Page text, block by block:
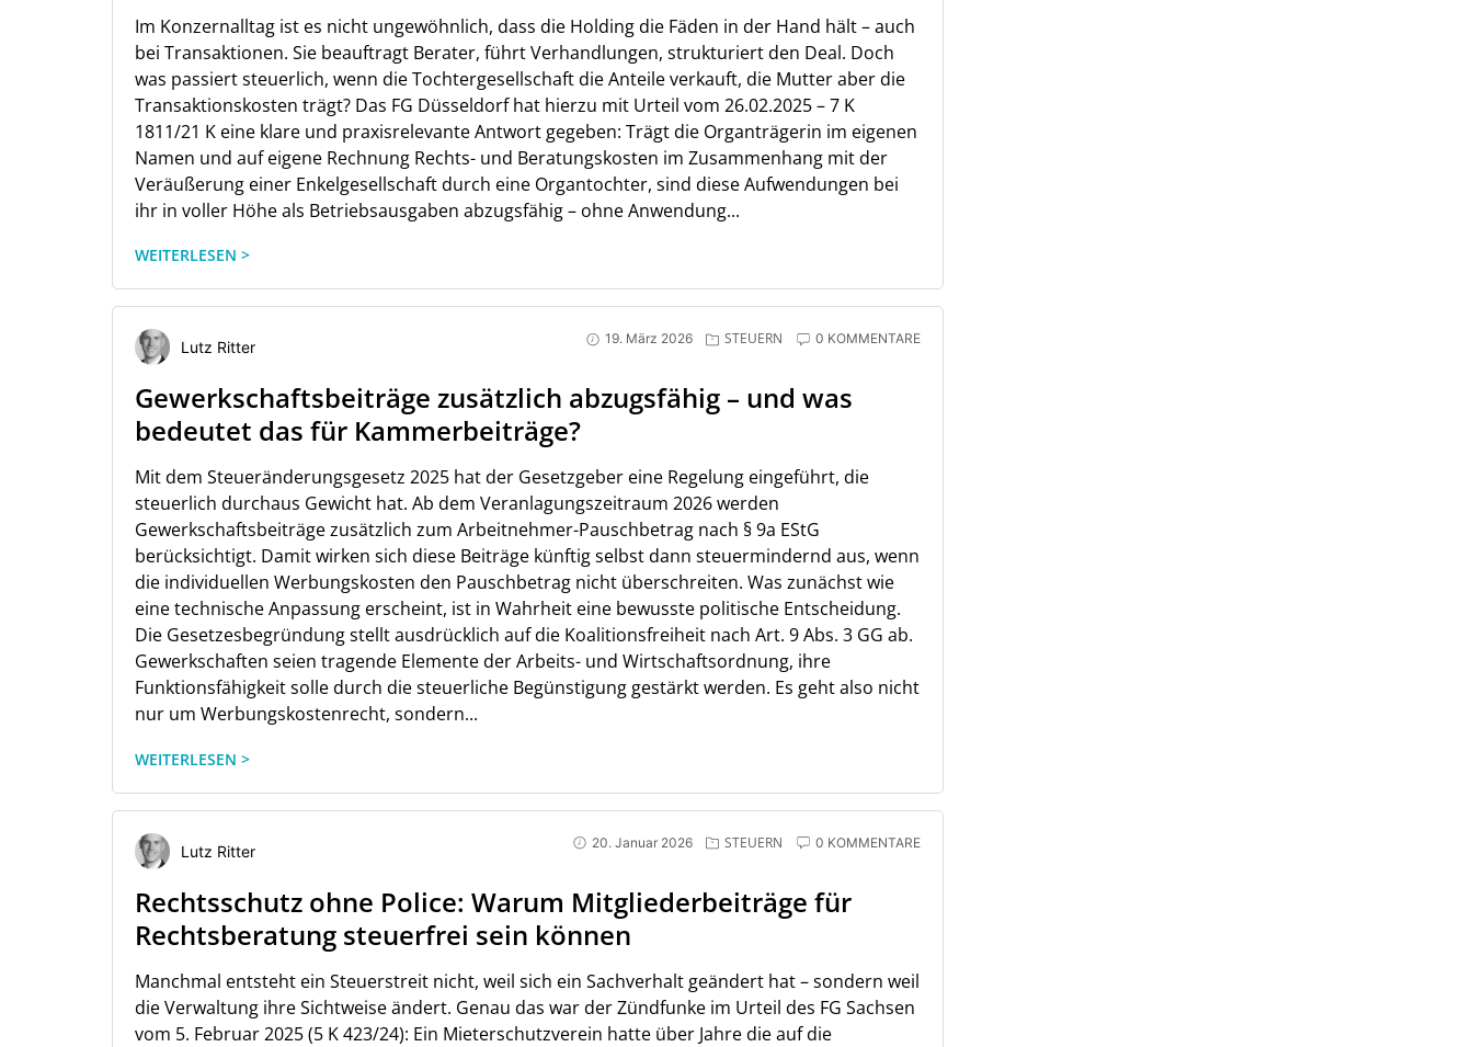
Im Konzernalltag ist es nicht ungewöhnlich, dass die Holding die Fäden in der Hand hält – auch
bei Transaktionen. Sie beauftragt Berater, führt Verhandlungen, strukturiert den Deal. Doch
was passiert steuerlich, wenn die Tochtergesellschaft die Anteile verkauft, die Mutter aber die
Transaktionskosten trägt? Das FG Düsseldorf hat hierzu mit Urteil vom 26.02.2025 – 7 K
1811/21 K eine klare und praxisrelevante Antwort gegeben: Trägt die Organträgerin im eigenen
Namen und auf eigene Rechnung Rechts- und Beratungskosten im Zusammenhang mit der
Veräußerung einer Enkelgesellschaft durch eine Organtochter, sind diese Aufwendungen bei
ihr in voller Höhe als Betriebsausgaben abzugsfähig – ohne Anwendung...
WEITERLESEN >
Lutz Ritter 0 KOMMENTARE
STEUERN
19. März 2026
Gewerkschaftsbeiträge zusätzlich abzugsfähig – und was
bedeutet das für Kammerbeiträge?
Mit dem Steueränderungsgesetz 2025 hat der Gesetzgeber eine Regelung eingeführt, die
steuerlich durchaus Gewicht hat. Ab dem Veranlagungszeitraum 2026 werden
Gewerkschaftsbeiträge zusätzlich zum Arbeitnehmer-Pauschbetrag nach § 9a EStG
berücksichtigt. Damit wirken sich diese Beiträge künftig selbst dann steuermindernd aus, wenn
die individuellen Werbungskosten den Pauschbetrag nicht überschreiten. Was zunächst wie
eine technische Anpassung erscheint, ist in Wahrheit eine bewusste politische Entscheidung.
Die Gesetzesbegründung stellt ausdrücklich auf die Koalitionsfreiheit nach Art. 9 Abs. 3 GG ab.
Gewerkschaften seien tragende Elemente der Arbeits- und Wirtschaftsordnung, ihre
Funktionsfähigkeit solle durch die steuerliche Begünstigung gestärkt werden. Es geht also nicht
nur um Werbungskostenrecht, sondern...
WEITERLESEN >
Lutz Ritter 0 KOMMENTARE
STEUERN
20. Januar 2026
Rechtsschutz ohne Police: Warum Mitgliederbeiträge für
Rechtsberatung steuerfrei sein können
Manchmal entsteht ein Steuerstreit nicht, weil sich ein Sachverhalt geändert hat – sondern weil
die Verwaltung ihre Sichtweise ändert. Genau das war der Zündfunke im Urteil des FG Sachsen
vom 5. Februar 2025 (5 K 423/24): Ein Mieterschutzverein hatte über Jahre die auf die